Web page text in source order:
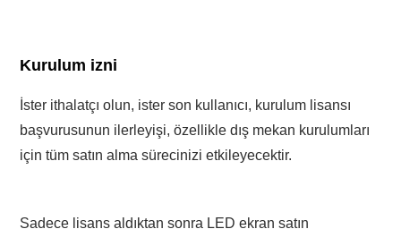
Kurulum izni
İster ithalatçı olun, ister son kullanıcı, kurulum lisansı
başvurusunun ilerleyişi, özellikle dış mekan kurulumları
için tüm satın alma sürecinizi etkileyecektir.
Sadece lisans aldıktan sonra LED ekran satın